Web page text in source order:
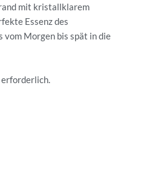
mit kristallklarem
Essenz des
vom Morgen bis spät in die